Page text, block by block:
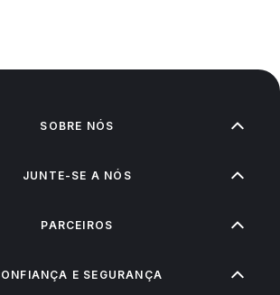
SOBRE NÓS
JUNTE-SE A NÓS
PARCEIROS
E SEGURANÇA